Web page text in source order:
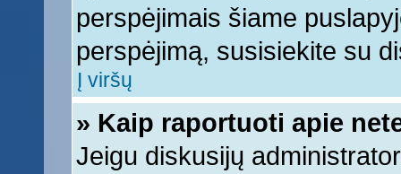
perspėjimais šiame
perspėjimą, susisiekite su
Į viršų
» Kaip raportuoti apie
Jeigu diskusijų